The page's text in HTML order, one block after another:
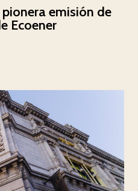
emisión de
Ecoener